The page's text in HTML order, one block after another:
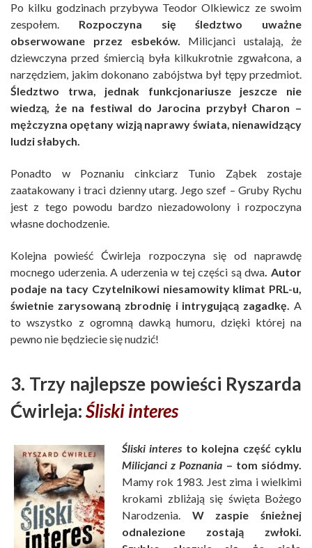
Po kilku godzinach przybywa Teodor Olkiewicz ze swoim
zespołem. Rozpoczyna się śledztwo uważne
obserwowane przez esbeków.
Milicjanci ustalają, że
dziewczyna przed śmiercią była kilkukrotnie zgwałcona, a
narzędziem, jakim dokonano zabójstwa był tępy przedmiot.
Śledztwo trwa, jednak funkcjonariusze jeszcze nie
wiedzą, że na festiwal do Jarocina przybył Charon –
mężczyzna opętany wizją naprawy świata, nienawidzący
ludzi słabych.
Ponadto w Poznaniu cinkciarz Tunio Ząbek zostaje
zaatakowany i traci dzienny utarg. Jego szef – Gruby Rychu
jest z tego powodu bardzo niezadowolony i rozpoczyna
własne dochodzenie.
Kolejna powieść Ćwirleja rozpoczyna się od naprawdę
mocnego uderzenia. A uderzenia w tej części są dwa . Autor
podaje na tacy Czytelnikowi niesamowity klimat PRL-u,
świetnie zarysowaną zbrodnię i intrygującą zagadkę.
A
to wszystko z ogromną dawką humoru, dzięki której na
pewno nie będziecie się nudzić!
3. Trzy najlepsze powieści Ryszarda
Ćwirleja:Śliski interes
Śliski interes to kolejna część cyklu
Milicjanci z Poznania – tom siódmy.
Mamy rok 1983. Jest zima i wielkimi
krokami zbliżają się święta Bożego
Narodzenia. W zaspie śnieżnej
odnalezione zostają zwłoki.